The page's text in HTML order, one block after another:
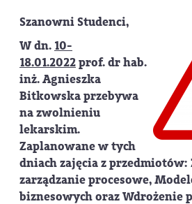
Szanowni Studenci,
W dn. 10-
18.01.2022prof. dr hab.
inż. Agnieszka
Bitkowska przebywa
na zwolnieniu
lekarskim.
Zaplanowane w tych
dniach zajęcia z
zarządzanie procesowe,
biznesowych oraz Wdrożenie